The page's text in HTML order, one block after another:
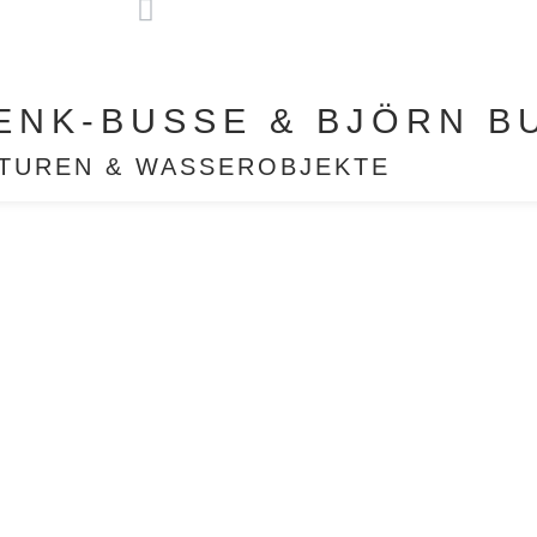
BUSSE & BJÖRN
& WASSEROBJEKTE